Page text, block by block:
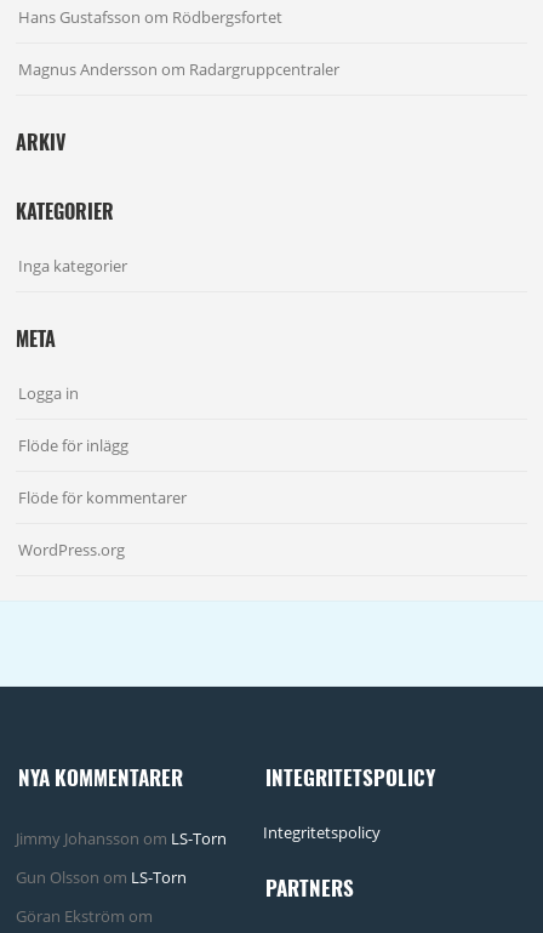
Hans Gustafsson om Rödbergsfortet
Magnus Andersson om Radargruppcentraler
ARKIV
KATEGORIER
Inga kategorier
META
Logga in
Flöde för inlägg
Flöde för kommentarer
WordPress.org
NYA KOMMENTARER
Jimmy Johansson om LS-Torn
Gun Olsson om LS-Torn
Göran Ekström om
INTEGRITETSPOLICY
Integritetspolicy
PARTNERS